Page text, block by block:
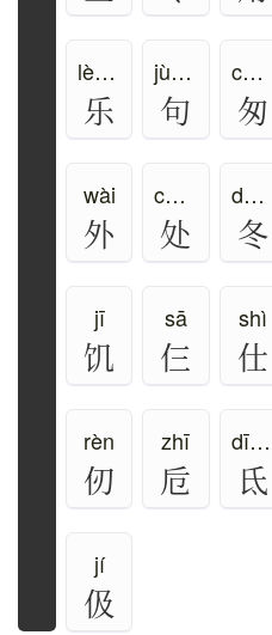
lè、yuè、yào、lào
乐
jù、gōu
句
cōng
匆
wài
外
chǔ、chù
处
dōng
冬
jī
饥
sā
仨
shì
仕
rèn
仞
zhī
卮
dī、dǐ
氐
jí
伋